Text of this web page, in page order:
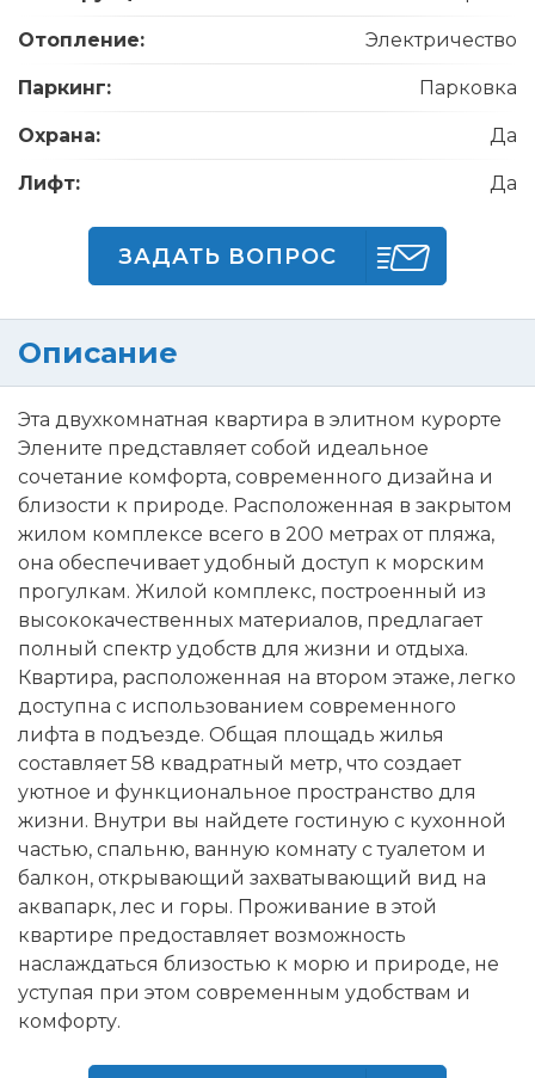
Отопление: Электричество
Паркинг: Парковка
Охрана: Да
Лифт: Да
ЗАДАТЬ ВОПРОС
Описание
Эта двухкомнатная квартира в элитном курорте
Элените представляет собой идеальное
сочетание комфорта, современного дизайна и
близости к природе. Расположенная в закрытом
жилом комплексе всего в 200 метрах от пляжа,
она обеспечивает удобный доступ к морским
прогулкам. Жилой комплекс, построенный из
высококачественных материалов, предлагает
полный спектр удобств для жизни и отдыха.
Квартира, расположенная на втором этаже, легко
доступна с использованием современного
лифта в подъезде. Общая площадь жилья
составляет 58 квадратный метр, что создает
уютное и функциональное пространство для
жизни. Внутри вы найдете гостиную с кухонной
частью, спальню, ванную комнату с туалетом и
балкон, открывающий захватывающий вид на
аквапарк, лес и горы. Проживание в этой
квартире предоставляет возможность
наслаждаться близостью к морю и природе, не
уступая при этом современным удобствам и
комфорту.